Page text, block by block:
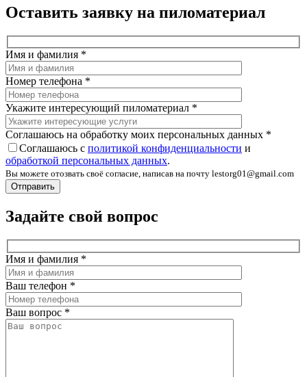
Оставить заявку на пиломатериал
Имя и фамилия *
Номер телефона *
Укажите интересующий пиломатериал *
Соглашаюсь на обработку моих персональных данных *
Соглашаюсь с политикой конфиденциальности и
обработкой персональных данных.
Вы можете отозвать своё согласие, написав на почту lestorg01@gmail.com
Задайте свой вопрос
Имя и фамилия *
Ваш телефон *
Ваш вопрос *